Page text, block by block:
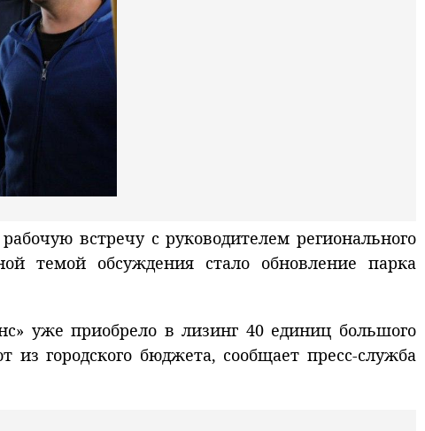
встречу с руководителем регионального
темой обсуждения стало обновление парка
уже приобрело в лизинг 40 единиц большого
городского бюджета, сообщает пресс-служба